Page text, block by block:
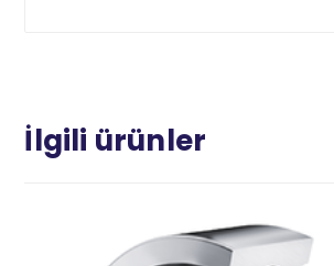
İlgili ürünler